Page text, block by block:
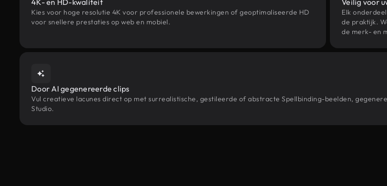
4K- en HD-kwaliteit
Kies voor hoge resolutie 4K voor professionele bewerkingen of geoptimaliseerde HD
voor snellere prestaties op web en mobiel.
Veilig voor
Elk
de praktijk.
de merk- en
Door AI gegenereerde clips
Vul creatieve lacunes direct op met surrealistische, gestileerde of abstracte Spellbinding-beelden,
Studio.